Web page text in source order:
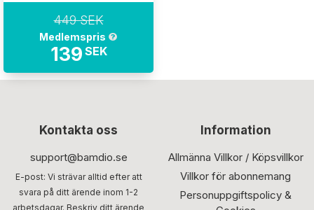
Medlemspris
139 SEK
449 SEK
Kontakta oss
support@bamdio.se
E-post: Vi strävar alltid efter att
svara på ditt ärende inom 1-2
arbetsdagar. Beskriv ditt ärende
Information
Allmänna Villkor / Köpsvillkor
Villkor för abonnemang
Personuppgiftspolicy &